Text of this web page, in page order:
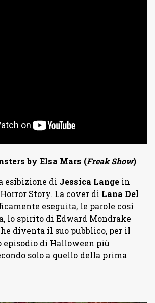
by Elsa Mars (Freak Show)
esibizione di Jessica Lange in
Story. La cover di Lana Del
eseguita, le parole così
lo spirito di Edward Mondrake
diventa il suo pubblico, per il
episodio di Halloween più
solo a quello della prima